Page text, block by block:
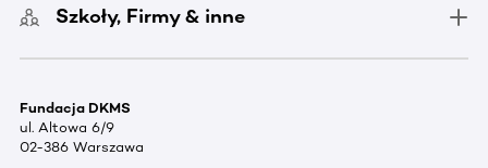
Szkoły, Firmy & inne
Fundacja DKMS
ul. Altowa 6/9
02-386 Warszawa